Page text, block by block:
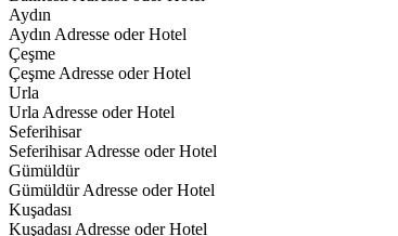
Aydın
Aydın Adresse oder Hotel
Çeşme
Çeşme Adresse oder Hotel
Urla
Urla Adresse oder Hotel
Seferihisar
Seferihisar Adresse oder Hotel
Gümüldür
Gümüldür Adresse oder Hotel
Kuşadası
Kuşadası Adresse oder Hotel